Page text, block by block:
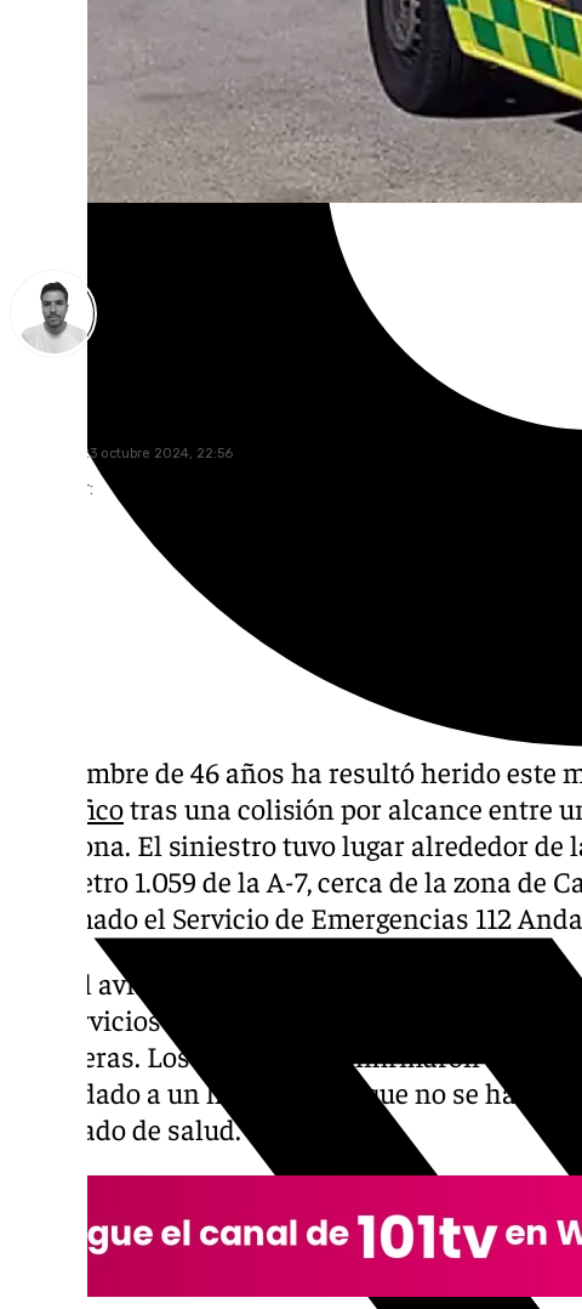
miércoles, 23 octubre 2024, 22:56
Compartir:
Un hombre de 46 años ha resultó herido este
de tráficotras una colisión por alcance entre
Estepona. El siniestro tuvo lugar alrededor de
kilómetro 1.059 de la A-7, cerca de la zona de
informado el Servicio de Emergencias 112
Tras el aviso, la sala de emergencias activó a
los servicios sanitarios del 061 y personal de
carreteras. Los sanitarios confirmaron que el
trasladado a un hospital, aunque no se han
su estado de salud.